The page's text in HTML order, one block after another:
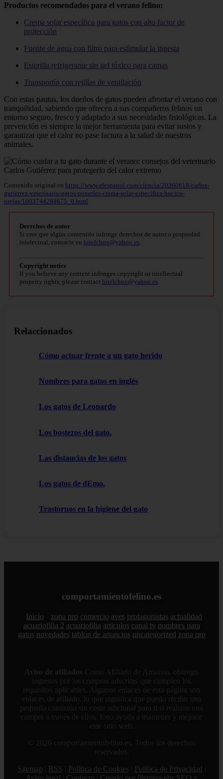
Productos recomendados para el verano felino:
Crema solar específica para gatos con alto factor de
protección
Fuente de agua con filtro para estimular la ingesta
Esterilla refrigerante sin gel tóxico para camas
Transportín con rejillas de ventilación
Con estas pautas, los dueños de gatos pueden afrontar el verano con
tranquilidad, sabiendo que ofrecen a sus compañeros felinos un
entorno seguro, fresco y adaptado a sus necesidades fisiológicas. La
prevención es siempre la mejor herramienta para evitar sustos y
garantizar que el calor no pase factura a la salud de nuestros
animales.
Contenido original en https://www.elespanol.com/ciencia/20260618/carlos-
gutierrez-veterinario-gatos-ponerles-crema-solar-especifica-hocico-
orejas/1003744288675_0.html
Derechos de autor
Si cree que algún contenido infringe derechos de autor o propiedad
intelectual, contacte en bitelchux@yahoo.es.
Copyright notice
If you believe any content infringes copyright or intellectual
property rights, please contact bitelchux@yahoo.es.
Relaccionados
Cómo actuar frente a un gato herido
Nombres para gatos en inglés
Los gatos de Leonardo
Los bostezos del gato.
Las distancias de los gatos
Los gatos de dEmo.
Trastornos en la higiene del gato
comportamientofelino.es
Inicio zona pro comercio aves protagonistas actualidad
acuariofilia 2 acuariofilia articulos canal tv nombres para
gatos novedades tablon de anuncios uncategorized zona pro
Aviso de afiliados Como Afiliado de Amazon, obtengo
ingresos por las compras adscritas que cumplen los
requisitos aplicables. Algunos enlaces de esta página son
enlaces de afiliado, lo que significa que puedo recibir una
pequeña comisión sin coste adicional para ti si realizas una
compra a través de ellos. Esto ayuda a mantener y mejorar
este sitio web.
© 2026 comportamientofelino.es. Todos los derechos
reservados.
Sitemap
RSS Política de Cookies Política de Privacidad